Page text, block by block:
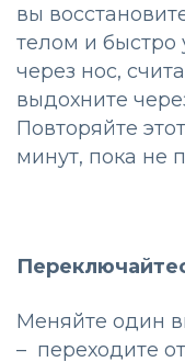
вы
телом и быстро
через нос,
выдохните
Повторяйте
минут, пока не
Меняйте один
– переходите